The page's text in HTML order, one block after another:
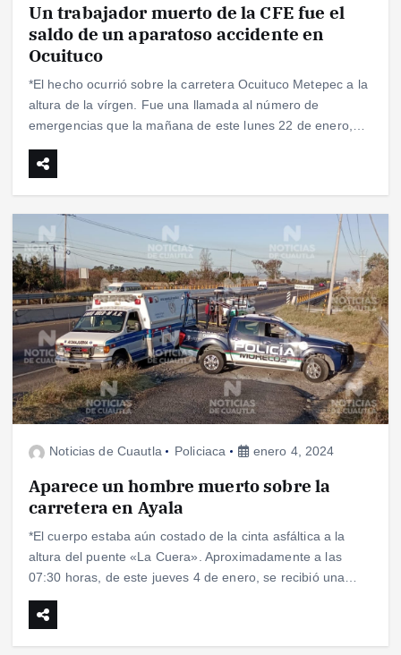
Un trabajador muerto de la CFE fue el
saldo de un aparatoso accidente en
Ocuituco
*El hecho ocurrió sobre la carretera Ocuituco Metepec a la
altura de la vírgen. Fue una llamada al número de
emergencias que la mañana de este lunes 22 de enero,…
Noticias de Cuautla Policiaca enero 4, 2024
Aparece un hombre muerto sobre la
carretera en Ayala
*El cuerpo estaba aún costado de la cinta asfáltica a la
altura del puente «La Cuera». Aproximadamente a las
07:30 horas, de este jueves 4 de enero, se recibió una…